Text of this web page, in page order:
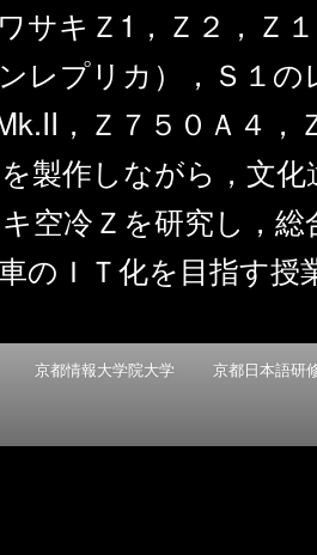
サキＺ1，Ｚ２，Ｚ
レプリカ），Ｓ１の
，Ｚ７５０Ａ４，
製作しながら，文化
空冷Ｚを研究し，総
のＩＴ化を目指す授
京都情報大学院大学 京都日本語研